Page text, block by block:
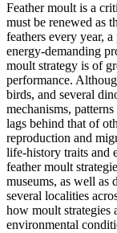
​Feather moult is a
must be renewed as
feathers every year,
energy-demanding
moult strategy is of
performance.
birds, and several
mechanisms,
lags behind that of
reproduction and
life-history traits and
feather moult
museums, as well as
several localities
how moult strategies
environmental